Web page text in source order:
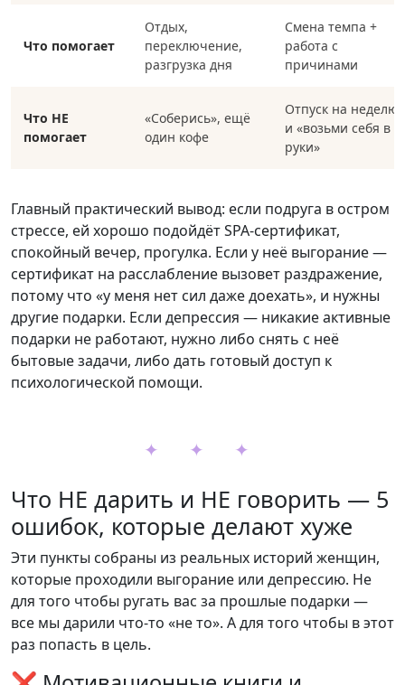
Что помогает
Отдых,
переключение,
разгрузка дня
Смена темпа +
работа с
причинами
Что НЕ
помогает
«Соберись», ещё
один кофе
Отпуск на неделю
и «возьми себя в
руки»
Главный практический вывод: если подруга в остром
стрессе, ей хорошо подойдёт SPA-сертификат,
спокойный вечер, прогулка. Если у неё выгорание —
сертификат на расслабление вызовет раздражение,
потому что «у меня нет сил даже доехать», и нужны
другие подарки. Если депрессия — никакие активные
подарки не работают, нужно либо снять с неё
бытовые задачи, либо дать готовый доступ к
психологической помощи.
✦ ✦ ✦
Что НЕ дарить и НЕ говорить — 5
ошибок, которые делают хуже
Эти пункты собраны из реальных историй женщин,
которые проходили выгорание или депрессию. Не
для того чтобы ругать вас за прошлые подарки —
все мы дарили что-то «не то». А для того чтобы в этот
раз попасть в цель.